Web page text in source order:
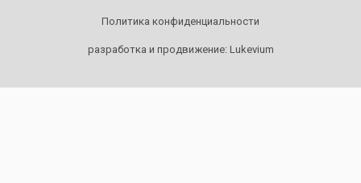
Политика конфиденциальности
разработка и продвижение: Lukevium